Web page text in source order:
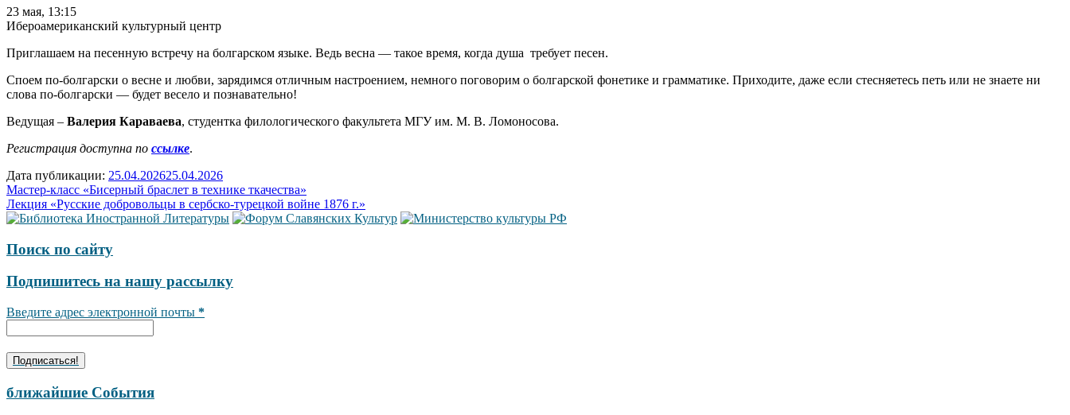
23 мая, 13:15
Ибероамериканский культурный центр
Приглашаем на песенную встречу на болгарском языке. Ведь весна — такое время, когда душа требует песен.
Споем по-болгарски о весне и любви, зарядимся отличным настроением, немного поговорим о болгарской фонетике и грамматике. Приходите, даже если стесняетесь петь или не знаете ни
слова по-болгарски — будет весело и познавательно!
Ведущая – Валерия Караваева, студентка филологического факультета МГУ им. М. В. Ломоносова.
Регистрация доступна по ссылке.
Дата публикации: 25.04.202625.04.2026
Навигация
по
Мастер-класс «Бисерный браслет в технике ткачества»
Лекция «Русские добровольцы в сербско-турецкой войне 1876 г.»
Поиск по сайту
Подпишитесь на нашу рассылку
Введите адрес электронной почты *
ближайшие События